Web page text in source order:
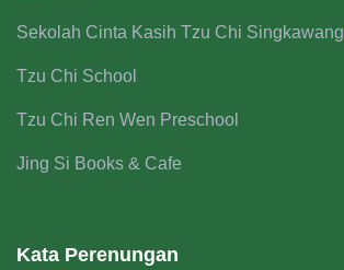
Sekolah Cinta Kasih Tzu Chi Singkawang
Tzu Chi School
Tzu Chi Ren Wen Preschool
Jing Si Books & Cafe
Kata Perenungan